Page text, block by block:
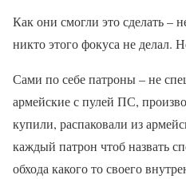
Как они смогли это сделать –
никто этого фокуса не делал.
Сами по себе патроны – не
армейские с пулей ПС,
купили, распаковали из
каждый патрон чтоб назвать
обхода какого то своего